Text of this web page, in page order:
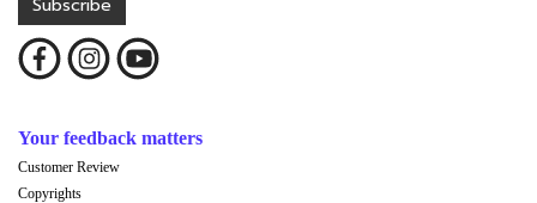
Subscribe
Your feedback matters
Customer Review
Copyrights